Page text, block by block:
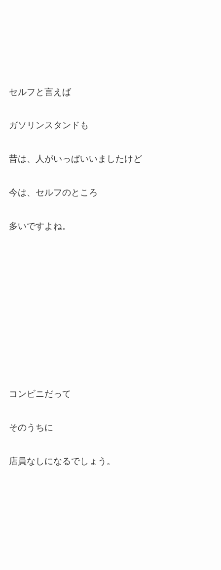
セルフと言えば
ガソリンスタンドも
昔は、人がいっぱいいましたけど
今は、セルフのところ
多いですよね。
コンビニだって
そのうちに
店員なしになるでしょう。